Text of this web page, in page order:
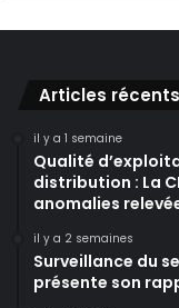
Articles récents
il y a 1 semaine
Qualité
distribution : La
anomalies
il y a 2 semaines
Surveillance du
présente son